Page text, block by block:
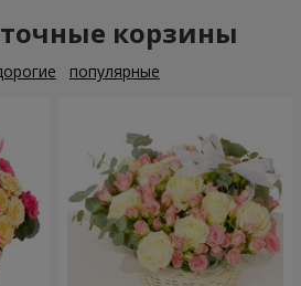
корзины
популярные